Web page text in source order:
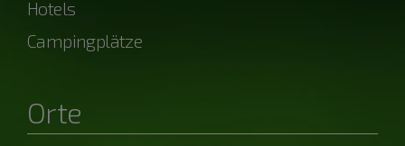
Hotels
Campingplätze
Orte